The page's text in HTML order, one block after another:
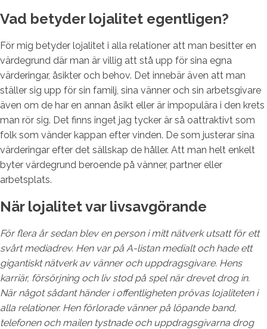
Vad betyder lojalitet egentligen?
För mig betyder lojalitet i alla relationer att man besitter en
värdegrund där man är villig att stå upp för sina egna
värderingar, åsikter och behov. Det innebär även att man
ställer sig upp för sin familj, sina vänner och sin arbetsgivare
även om de har en annan åsikt eller är impopulära i den krets
man rör sig. Det finns inget jag tycker är så oattraktivt som
folk som vänder kappan efter vinden. De som justerar sina
värderingar efter det sällskap de håller. Att man helt enkelt
byter värdegrund beroende på vänner, partner eller
arbetsplats.
När lojalitet var livsavgörande
För flera år sedan blev en person i mitt nätverk utsatt för ett
svårt mediadrev. Hen var på A-listan medialt och hade ett
gigantiskt nätverk av vänner och uppdragsgivare. Hens
karriär, försörjning och liv stod på spel när drevet drog in.
När något sådant händer i offentligheten prövas lojaliteten i
alla relationer. Hen förlorade vänner på löpande band,
telefonen och mailen tystnade och uppdragsgivarna drog